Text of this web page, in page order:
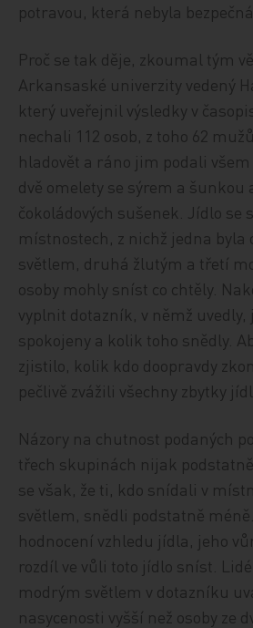
potravou, která nebyla bezpečná.
Proč se tak děje, zkoumal tým
Arkansaské univerzity vedený
který uveřejnil výsledky v
nechali 112 osob, z toho 62
hladovět a ráno jim podali
dvě omelety se sýrem a šunkou
čokoládových sušenek. Jídlo se
místnostech, z nichž jedna byla
světlem, druhá žlutým a třetí
osoby mohly sníst co chtěly.
vyplnit dotazník, v němž
spokojeny a kolik toho snědly.
zjistilo, kolik kdo doopravdy
pečlivě zvážili všechny zbytky
Názory na chutnost podaných
třech skupinách nijak
se však, že ti, kdo snídali v
světlem, snědli podstatně
hodnocení vzhledu jídla, jeho
rozdíl ve vůli toto jídlo sníst.
modrým světlem v dotazníku
nasycenosti vyšší než osoby ze